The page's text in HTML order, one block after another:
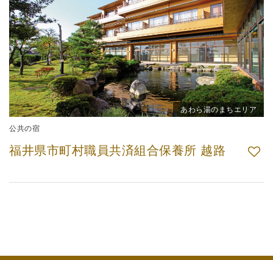
あわら湯のまちエリア
公共の宿
福井県市町村職員共済組合保養所 越路